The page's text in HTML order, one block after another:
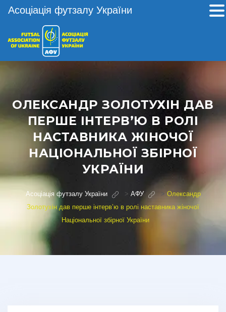
ОЛЕКСАНДР ЗОЛОТУХІН ДАВ
ПЕРШЕ ІНТЕРВ’Ю В РОЛІ
НАСТАВНИКА ЖІНОЧОЇ
НАЦІОНАЛЬНОЇ ЗБІРНОЇ
УКРАЇНИ
Асоціація футзалу України > АФУ > Олександр
Золотухін дав перше інтерв’ю в ролі наставника жіночої
Національної збірної України
Асоціація футзалу України